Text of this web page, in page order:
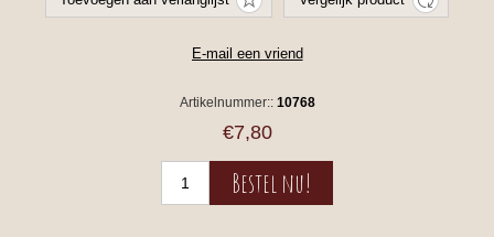
Artikelnummer:: 10768
€7,80